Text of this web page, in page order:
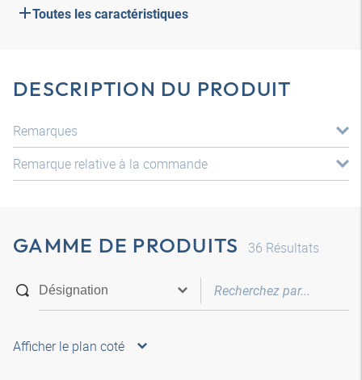
Toutes les caractéristiques
DESCRIPTION DU PRODUIT
Remarques
Remarque relative à la commande
GAMME DE PRODUITS 36 Résultats
Afficher le plan coté